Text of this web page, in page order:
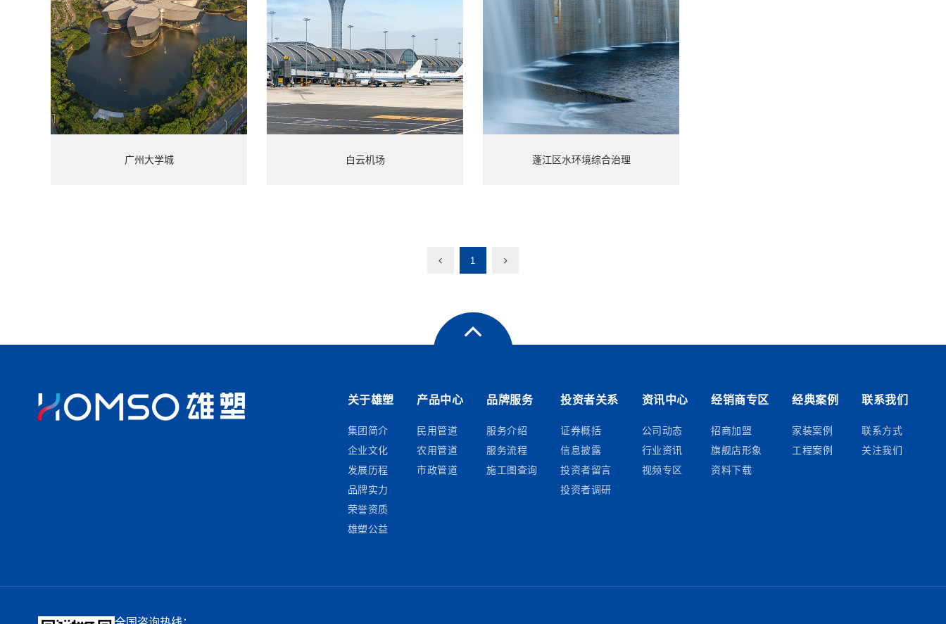
广州大学城 白云机场 蓬江区水环境综合治理
1
关于雄塑
集团简介
企业文化
发展历程
品牌实力
荣誉资质
雄塑公益
产品中心
民用管道
农用管道
市政管道
品牌服务
服务介绍
服务流程
施工图查询
投资者关系
证券概括
信息披露
投资者留言
投资者调研
资讯中心
公司动态
行业资讯
视频专区
经销商专区
招商加盟
旗舰店形象
资料下载
经典案例
家装案例
工程案例
联系我们
联系方式
关注我们